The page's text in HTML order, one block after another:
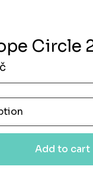
Circle
Add to cart